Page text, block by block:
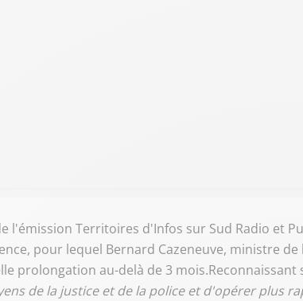
l'émission Territoires d'Infos sur Sud Radio et
pour lequel Bernard Cazeneuve, ministre
prolongation au-delà de 3 mois.Reconnaissant
de la justice et de la police et d'opérer plus